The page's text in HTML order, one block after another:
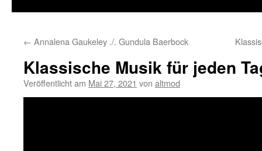
← Annalena Gaukeley ./. Gundula Baerbock
Klassische Musik für jeden
Veröffentlicht am Mai 27, 2021 von altmod